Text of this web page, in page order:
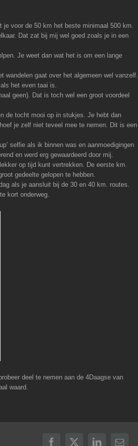
voor de 50 km het beste minimaal 500 km.
Dat zat bij mij wel goed zoals je in een
Je weet dan wat het is om een lange
wandelen gaat over het algemeen wel vanzelf.
het even taai is.
geen). Dat is toch wel een groot voordeel
de tocht mooi op in stukjes. Je hebt dan
je zelf niet teveel mee te nemen. Dit is een
selfie als ik binnen was en aanmoedigingen
en werd erg gewaardeerd door mij.
op tijd kunt vertrekken. De eerste km.
gedeelte gelopen te hebben.
als je aansluit bij de 30 en 40 km. routes.
kort onderweg.
deel te nemen aan de 4Daagse van
waard.